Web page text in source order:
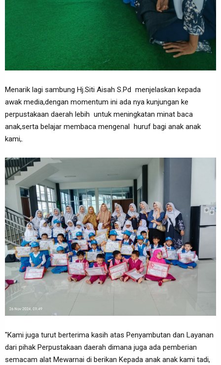
Menarik lagi sambung Hj.Siti Aisah S.Pd menjelaskan kepada
awak media,dengan momentum ini ada nya kunjungan ke
perpustakaan daerah lebih untuk meningkatan minat baca
anak,serta belajar membaca mengenal huruf bagi anak anak
kami,.
"Kami juga turut berterima kasih atas Penyambutan dan Layanan
dari pihak Perpustakaan daerah dimana juga ada pemberian
semacam alat Mewarnai di berikan Kepada anak anak kami tadi,